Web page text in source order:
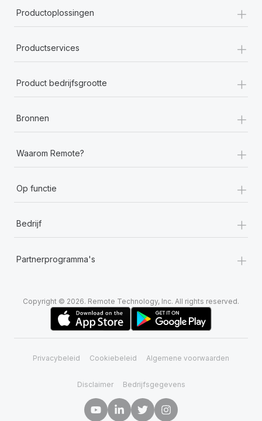
Productoplossingen +
Productservices +
Product bedrijfsgrootte +
Bronnen +
Waarom Remote? +
Op functie +
Bedrijf +
Partnerprogramma's +
Copyright © 2026. Remote Technology, Inc. All rights reserved.
Privacybeleid Cookiebeleid Algemene voorwaarden
Disclaimer Bedrijfsgegevens